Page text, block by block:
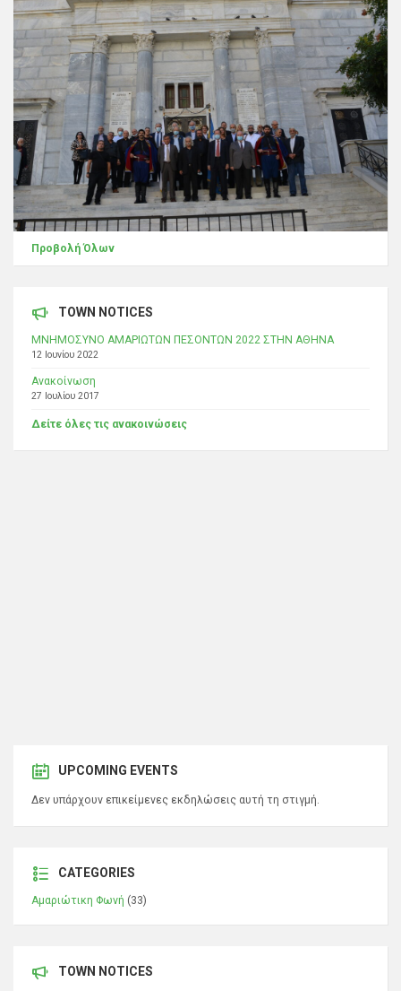
Προβολή Όλων
TOWN NOTICES
ΜΝΗΜΟΣΥΝΟ ΑΜΑΡΙΩΤΩΝ ΠΕΣΟΝΤΩΝ 2022 ΣΤΗΝ ΑΘΗΝΑ
12 Ιουνίου 2022
Ανακοίνωση
27 Ιουλίου 2017
Δείτε όλες τις ανακοινώσεις
UPCOMING EVENTS
Δεν υπάρχουν επικείμενες εκδηλώσεις αυτή τη στιγμή.
CATEGORIES
Αμαριώτικη Φωνή (33)
TOWN NOTICES